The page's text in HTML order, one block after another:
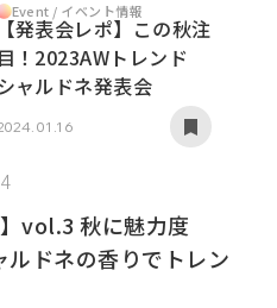
Event / イベント情報
【発表会レポ】この秋注
目！2023AWトレンド
ャルドネ発表会
vol.3 秋に魅力度
ドネの香りでトレン